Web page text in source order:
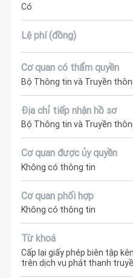
Có
Lệ phí (đồng)
Cơ quan có thẩm quyền
Bộ Thông tin và Truyền
Địa chỉ tiếp nhận hồ sơ
Bộ Thông tin và Truyền
Cơ quan được ủy quyền
Không có thông tin
Cơ quan phối hợp
Không có thông tin
Từ khoá
Cấp lại giấy phép biên tập
trên dịch vụ phát thanh